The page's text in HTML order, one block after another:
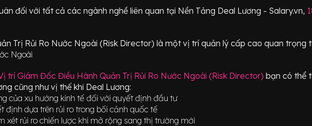
đối với tất cả các ngành nghề liên quan tại Nền Tảng Deal Lương - Salary.vn,
Trị Rủi Ro Nước Ngoài (Risk Director) là một vị trí quản lý cấp cao quan trọng
Ngoài
trí Giám Đốc Điều Hành Quản Trị Rủi Ro Nước Ngoài (Risk Director) bạn có thể
cũng như vị thế khi Deal Lương:
của xu hướng kinh tế đối với quyết định đầu tư
định dựa trên rủi ro trong bối cảnh quốc tế
xét rủi ro chiến lược khi mở rộng sang thị trường mới